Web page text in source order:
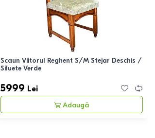
Scaun Viitorul Reghent S/M Stejar Deschis /
Siluete Verde
5999 Lei
Adaugă